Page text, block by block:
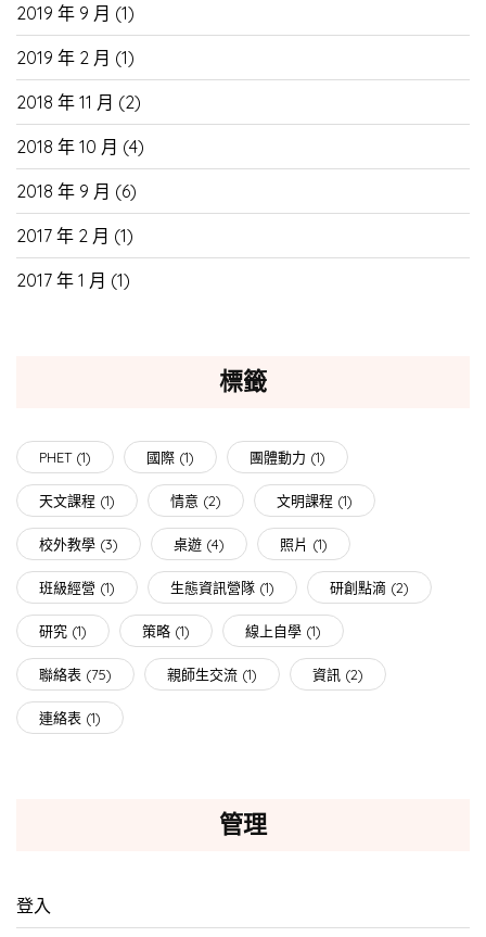
2019 年 9 月 (1)
2019 年 2 月 (1)
2018 年 11 月 (2)
2018 年 10 月 (4)
2018 年 9 月 (6)
2017 年 2 月 (1)
2017 年 1 月 (1)
標籤
PHET(1) 國際 (1) 團體動力 (1)
天文課程 (1) 情意 (2) 文明課程 (1)
校外教學 (3) 桌遊 (4) 照片 (1)
班級經營 (1) 生態資訊營隊 (1) 研創點滴 (2)
研究 (1) 策略 (1) 線上自學 (1)
聯絡表 (75) 親師生交流 (1) 資訊 (2)
連絡表 (1)
管理
登入